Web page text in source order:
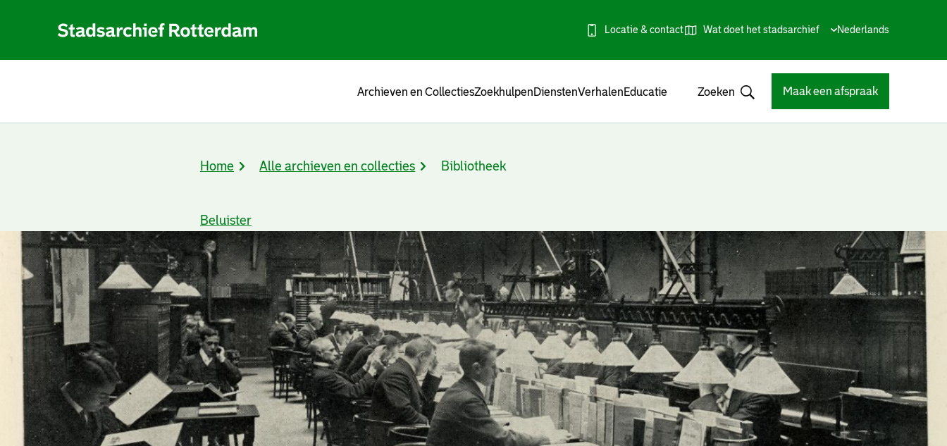
Locatie & contact Wat doet het stadsarchief
Huidige
Nederlands
Archieven en CollectiesZoekhulpenDienstenVerhalenEducatie Zoeken Maak een afspraak
Kruimelpad
Home Alle archieven en collecties Bibliotheek
Beluister